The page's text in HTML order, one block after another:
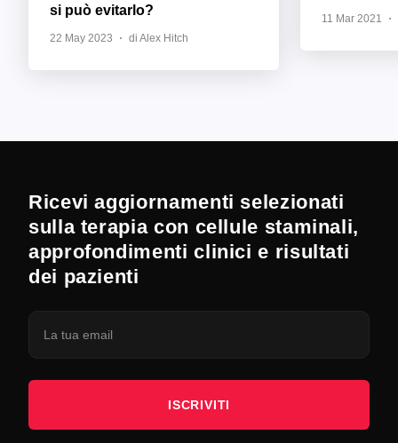
si può evitarlo?
22 May 2023 di Alex Hitch
11 Mar 2021
Ricevi aggiornamenti selezionati
sulla terapia con cellule staminali,
approfondimenti clinici e risultati
dei pazienti
ISCRIVITI